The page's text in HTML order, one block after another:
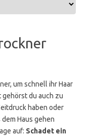
um schnell ihr Haar
du auch zu
haben oder
Haus gehen
auf: Schadet ein